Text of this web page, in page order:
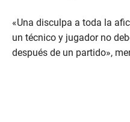
«Una disculpa a toda la
un técnico y jugador no
después de un partido»,